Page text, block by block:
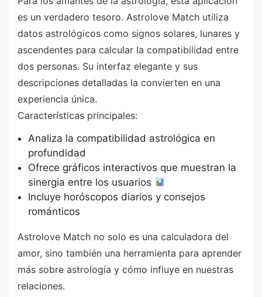
es un verdadero tesoro. Astrolove Match utiliza
datos astrológicos como signos solares, lunares y
ascendentes para calcular la compatibilidad entre
dos personas. Su interfaz elegante y sus
descripciones detalladas la convierten en una
experiencia única.
Características principales:
Analiza la compatibilidad astrológica en
profundidad
Ofrece gráficos interactivos que muestran la
sinergia entre los usuarios
Incluye horóscopos diarios y consejos
románticos
Astrolove Match no solo es una calculadora del
amor, sino también una herramienta para aprender
más sobre astrología y cómo influye en nuestras
relaciones.